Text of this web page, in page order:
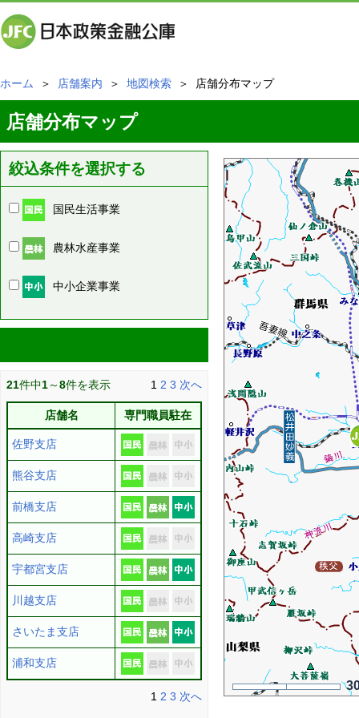
ホーム ＞ 店舗案内 ＞ 地図検索 ＞ 店舗分布マップ
店舗分布マップ
絞込条件を選択する
国民生活事業
農林水産事業
中小企業事業
21件中1～8件を表示 1 2 3 次へ
店舗名 専門職員駐在
佐野支店
熊谷支店
前橋支店
高崎支店
宇都宮支店
川越支店
さいたま支店
浦和支店
1 2 3 次へ